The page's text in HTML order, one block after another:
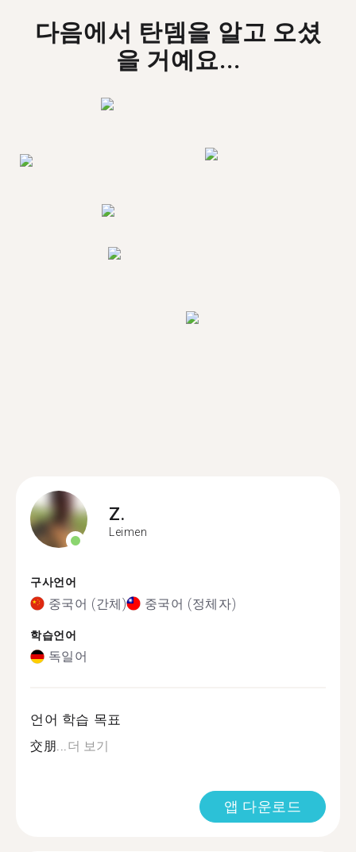
다음에서 탄뎀을 알고 오셨
을 거예요...
Z.
Leimen
구사언어
중국어 (간체) 중국어 (정체자)
학습언어
독일어
언어 학습 목표
交朋...더 보기
앱 다운로드